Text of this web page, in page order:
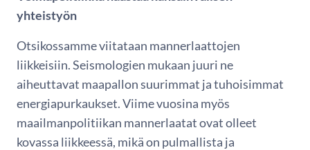
yhteistyön
Otsikossamme viitataan mannerlaattojen
liikkeisiin. Seismologien mukaan juuri ne
aiheuttavat maapallon suurimmat ja tuhoisimmat
energiapurkaukset. Viime vuosina myös
maailmanpolitiikan mannerlaatat ovat olleet
kovassa liikkeessä, mikä on pulmallista ja